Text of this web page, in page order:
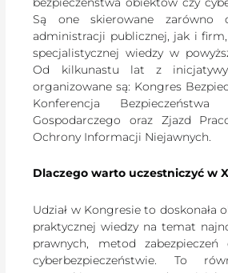
Są one skierowane zarówno
administracji publicznej, jak i
specjalistycznej wiedzy w
Od kilkunastu lat z inicjatywy
organizowane są: Kongres
Konferencja
Gospodarczego oraz Zjazd
Ochrony Informacji Niejawnych.
Dlaczego warto uczestniczyć w
Udział w Kongresie to doskonała
praktycznej wiedzy na temat
prawnych, metod
cyberbezpieczeństwie. To